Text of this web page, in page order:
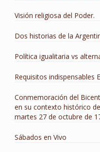
Visión religiosa del Poder.
Dos historias de la
Política igualitaria vs
Requisitos indispensables
Conmemoración del
en su contexto histórico
martes 27 de octubre de
Sábados en Vivo